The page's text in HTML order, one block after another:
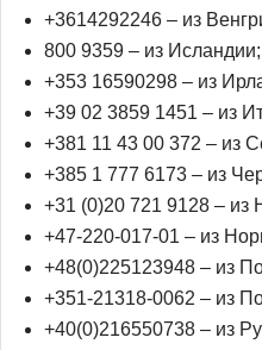
+3614292246 – из
800 9359 – из Исландии;
+353 16590298 – из
+39 02 3859 1451 – из
+381 11 43 00 372 – из
+385 1 777 6173 – из
+31 (0)20 721 9128 – из
+47-220-017-01 – из
+48(0)225123948 – из
+351-21318-0062 – из
+40(0)216550738 – из